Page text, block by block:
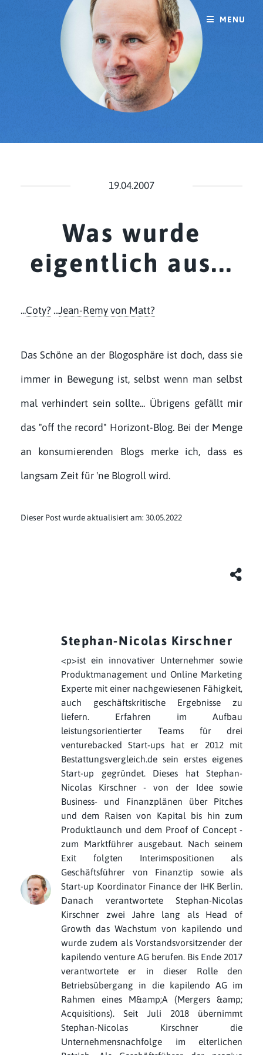
19.04.2007
Was wurde
eigentlich aus...
...Coty?...Jean-Remy von Matt?
Das Schöne an der Blogosphäre ist doch, dass sie
immer in Bewegung ist, selbst wenn man selbst
mal verhindert sein sollte... Übrigens gefällt mir
das "off the record" Horizont-Blog. Bei der Menge
an konsumierenden Blogs merke ich, dass es
langsam Zeit für 'ne Blogroll wird.
Dieser Post wurde aktualisiert am: 30.05.2022
Stephan-Nicolas Kirschner
<p>ist ein innovativer Unternehmer sowie
Produktmanagement und Online Marketing
Experte mit einer nachgewiesenen Fähigkeit,
auch geschäftskritische Ergebnisse zu
liefern. Erfahren im Aufbau
leistungsorientierter Teams für drei
venturebacked Start-ups hat er 2012 mit
Bestattungsvergleich.de sein erstes eigenes
Start-up gegründet. Dieses hat Stephan-
Nicolas Kirschner - von der Idee sowie
Business- und Finanzplänen über Pitches
und dem Raisen von Kapital bis hin zum
Produktlaunch und dem Proof of Concept -
zum Marktführer ausgebaut. Nach seinem
Exit folgten Interimspositionen als
Geschäftsführer von Finanztip sowie als
Start-up Koordinator Finance der IHK Berlin.
Danach verantwortete Stephan-Nicolas
Kirschner zwei Jahre lang als Head of
Growth das Wachstum von kapilendo und
wurde zudem als Vorstandsvorsitzender der
kapilendo venture AG berufen. Bis Ende 2017
verantwortete er in dieser Rolle den
Betriebsübergang in die kapilendo AG im
Rahmen eines M&amp;A (Mergers &amp;
Acquisitions). Seit Juli 2018 übernimmt
Stephan-Nicolas Kirschner die
Unternehmensnachfolge im elterlichen
MENU